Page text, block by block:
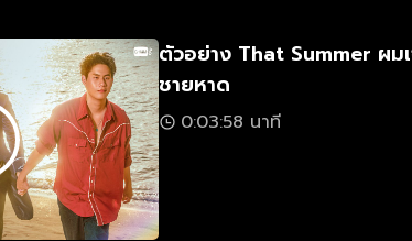
ตัวอย่าง That Summer ผม
ชายหาด
0:03:58 นาที